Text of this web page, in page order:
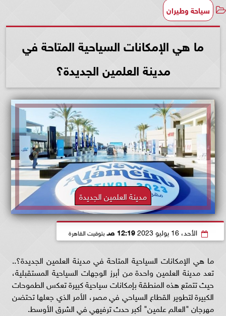
سياحة وطيران
ما هي الإمكانات السياحية المتاحة في
مدينة العلمين الجديدة؟
مدينة العلمين الجديدة
الأحد، 16 يوليو 2023 12:19 صـ بتوقيت القاهرة
ما هي الإمكانات السياحية المتاحة في مدينة العلمين الجديدة؟..
تعد مدينة العلمين واحدة من أبرز الوجهات السياحية المستقبلية،
حيث تتمتع هذه المنطقة بإمكانات سياحية كبيرة تعكس الطموحات
الكبيرة لتطوير القطاع السياحي في مصر، الأمر الذي جعلها تحتضن
مهرجان "العالم علمين" أكبر حدث ترفيهي في الشرق الأوسط.